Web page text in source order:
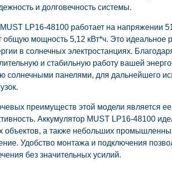
и долговечность системы.
LP16-48100 работает на напряжении
общую мощность 5,12 кВт*ч. Это идеальное
в солнечных электростанциях.
и стабильную работу вашей
солнечными панелями, для дальнейшего
преимуществ этой модели является ее
Аккумулятор MUST LP16-48100
объектов, а также небольших
Удобство монтажа и подключения
без значительных усилий.